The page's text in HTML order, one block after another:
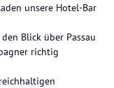
unsere Hotel-Bar
Blick über Passau
richtig